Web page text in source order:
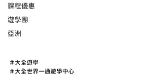
課程優惠
遊學團
亞洲
＃大全遊學
＃大全世界一通遊學中心